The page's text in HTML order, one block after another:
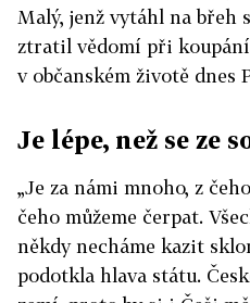
Malý, jenž vytáhl na břeh
ztratil vědomí při
v občanském životě dnes
Je lépe, než se ze
„Je za námi mnoho, z
čeho můžeme čerpat.
někdy necháme kazit
podotkla hlava státu.